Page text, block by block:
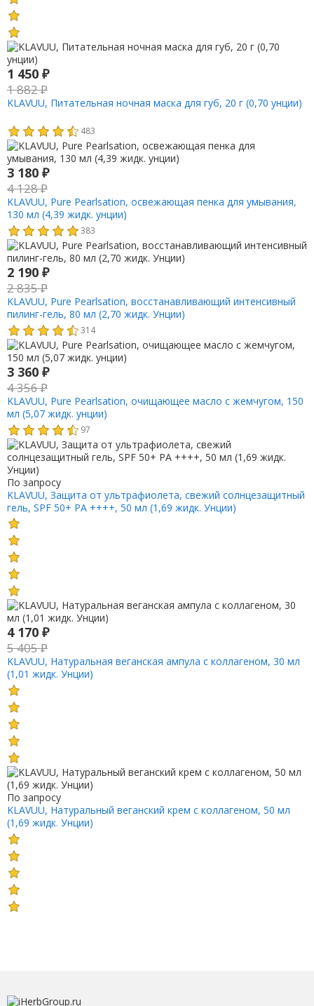
1 450 ₽
1 882₽
KLAVUU, Питательная ночная маска для губ, 20 г (0,70 унции)
483
3 180 ₽
4 128₽
KLAVUU, Pure Pearlsation, освежающая пенка для умывания,
130 мл (4,39 жидк. унции)
383
2 190 ₽
2 835₽
KLAVUU, Pure Pearlsation, восстанавливающий интенсивный
пилинг-гель, 80 мл (2,70 жидк. Унции)
314
3 360 ₽
4 356₽
KLAVUU, Pure Pearlsation, очищающее масло с жемчугом, 150
мл (5,07 жидк. унции)
97
По запросу
KLAVUU, Защита от ультрафиолета, свежий солнцезащитный
гель, SPF 50+ PA ++++, 50 мл (1,69 жидк. Унции)
4 170 ₽
5 405₽
KLAVUU, Натуральная веганская ампула с коллагеном, 30 мл
(1,01 жидк. Унции)
По запросу
KLAVUU, Натуральный веганский крем с коллагеном, 50 мл
(1,69 жидк. Унции)